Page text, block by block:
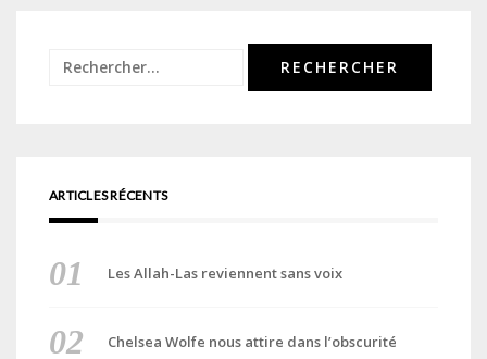
Rechercher :
ARTICLES RÉCENTS
Les Allah-Las reviennent sans voix
Chelsea Wolfe nous attire dans l’obscurité